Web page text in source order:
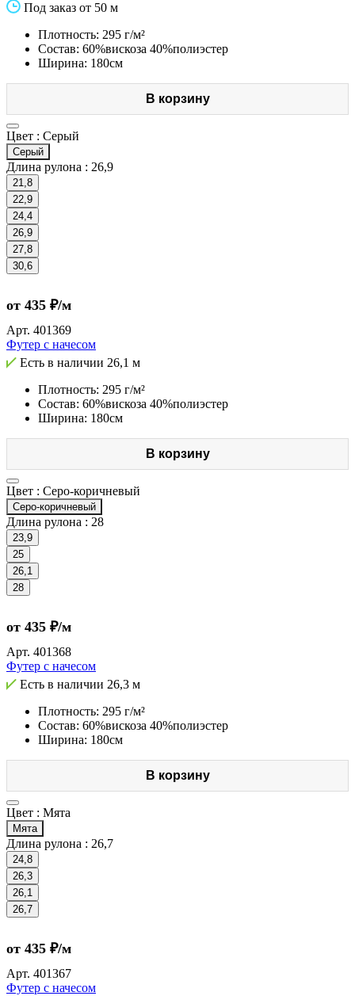
Под заказ от 50 м
Плотность: 295 г/м²
Состав: 60%вискоза 40%полиэстер
Ширина: 180см
В корзину
Цвет : Серый
Серый
Длина рулона : 26,9
21,8
22,9
24,4
26,9
27,8
30,6
от 435 ₽/м
Арт. 401369
Футер с начесом
Есть в наличии 26,1 м
Плотность: 295 г/м²
Состав: 60%вискоза 40%полиэстер
Ширина: 180см
В корзину
Цвет : Серо-коричневый
Серо-коричневый
Длина рулона : 28
23,9
25
26,1
28
от 435 ₽/м
Арт. 401368
Футер с начесом
Есть в наличии 26,3 м
Плотность: 295 г/м²
Состав: 60%вискоза 40%полиэстер
Ширина: 180см
В корзину
Цвет : Мята
Мята
Длина рулона : 26,7
24,8
26,3
26,1
26,7
от 435 ₽/м
Арт. 401367
Футер с начесом